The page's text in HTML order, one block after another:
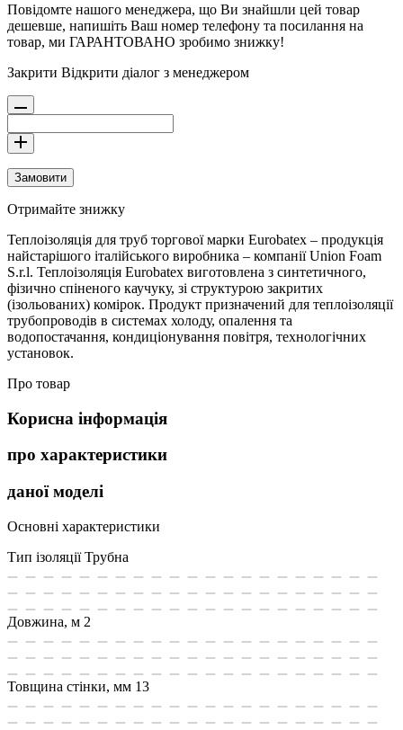
Повідомте нашого менеджера, що Ви знайшли цей товар
дешевше, напишіть Ваш номер телефону та посилання на
товар, ми ГАРАНТОВАНО зробимо знижку!
Закрити Відкрити діалог з менеджером
Замовити
Отримайте знижку
Теплоізоляція для труб торгової марки Eurobatex – продукція
найстарішого італійського виробника – компанії Union Foam
S.r.l. Теплоізоляція Eurobatex виготовлена з синтетичного,
фізично спіненого каучуку, зі структурою закритих
(ізольованих) комірок. Продукт призначений для теплоізоляції
трубопроводів в системах холоду, опалення та
водопостачання, кондиціонування повітря, технологічних
установок.
Про товар
Корисна інформація
про характеристики
даної моделі
Основні характеристики
Тип ізоляції Трубна
Довжина, м 2
Товщина стінки, мм 13